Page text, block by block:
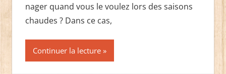
nager quand vous le voulez lors des saisons
chaudes ? Dans ce cas,
Continuer la lecture